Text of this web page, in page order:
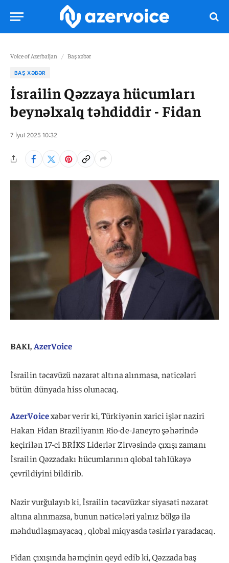
Voice of Azerbaijan / Baş xəbər
BAŞ XƏBƏR
İsrailin Qəzzaya hücumları
beynəlxalq təhdiddir - Fidan
7 İyul 2025 10:32
BAKI, AzerVoice
İsrailin təcavüzü nəzarət altına alınmasa, nəticələri
bütün dünyada hiss olunacaq.
AzerVoicexəbər verir ki, Türkiyənin xarici işlər naziri
Hakan Fidan Braziliyanın Rio-de-Janeyro şəhərində
keçirilən 17-ci BRİKS Liderlər Zirvəsində çıxışı zamanı
İsrailin Qəzzadakı hücumlarının qlobal təhlükəyə
çevrildiyini bildirib.
Nazir vurğulayıb ki, İsrailin təcavüzkar siyasəti nəzarət
altına alınmazsa, bunun nəticələri yalnız bölgə ilə
məhdudlaşmayacaq , qlobal miqyasda təsirlər yaradacaq.
Fidan çıxışında həmçinin qeyd edib ki, Qəzzada baş